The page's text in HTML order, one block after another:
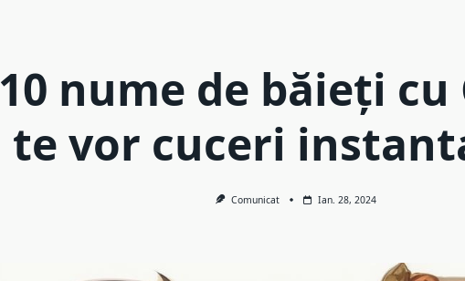
10 nume de băieți cu
te vor cuceri
Comunicat Ian. 28, 2024